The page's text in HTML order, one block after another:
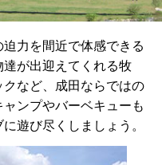
力を間近で体感できる
が出迎えてくれる牧
など、成田ならではの
ンプやバーベキューも
遊び尽くしましょう。